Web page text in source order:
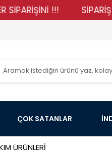
!!! SİPARİŞ
ÇOK SATANLAR
ÜRÜNLERİ